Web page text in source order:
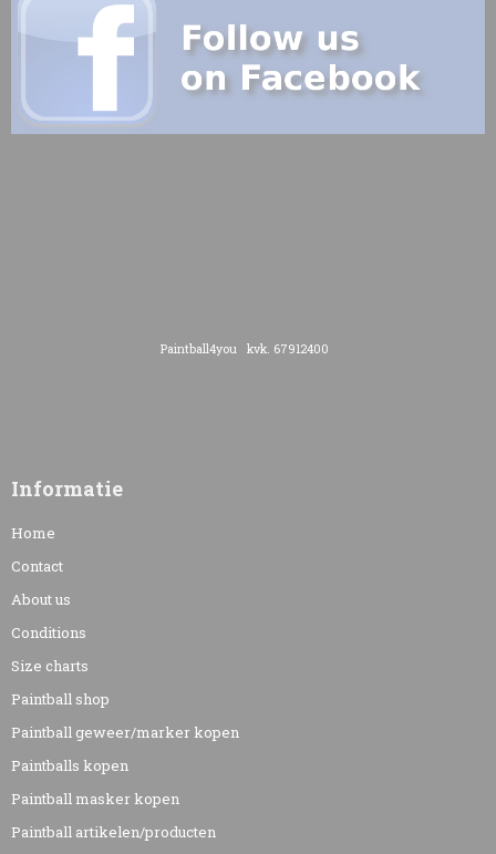
Paintball4you kvk. 67912400
Informatie
Home
Contact
About us
Conditions
Size charts
Paintball shop
Paintball geweer/marker kopen
Paintballs kopen
Paintball masker kopen
Paintball artikelen/producten